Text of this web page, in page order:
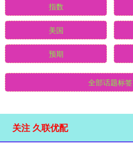
指数
美国
预期
全部话题标签
关注 久联优配